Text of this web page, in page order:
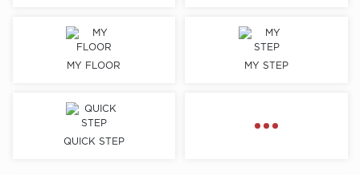
MY FLOOR MY STEP
QUICK STEP